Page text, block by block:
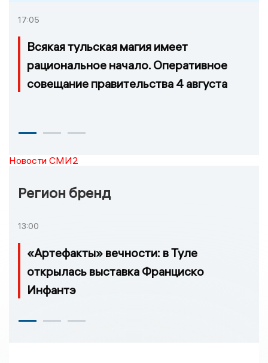
17:05
Всякая тульская магия имеет
рациональное начало. Оперативное
совещание правительства 4 августа
Новости СМИ2
Регион бренд
13:00
«Артефакты» вечности: в Туле
открылась выставка Франциско
Инфантэ